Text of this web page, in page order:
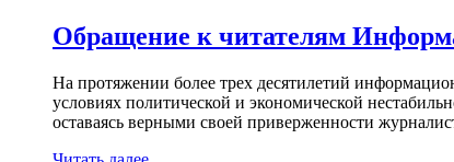
Обращение к читателям
На протяжении более трех десятилетий
условиях политической и экономической
оставаясь верными своей приверженности